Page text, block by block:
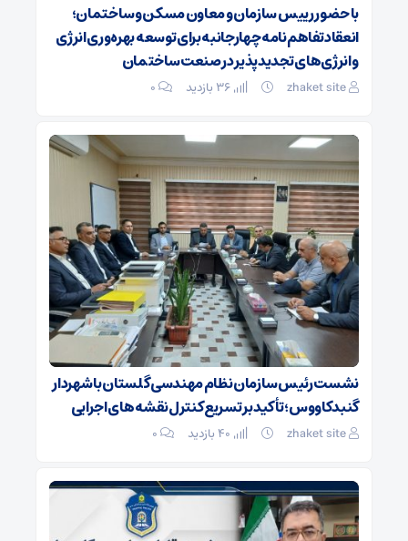
با حضور رییس سازمان و معاون مسکن و ساختمان؛
انعقاد تفاهم‌نامه چهارجانبه برای توسعه بهره‌وری انرژی
و انرژی‌های تجدیدپذیر در صنعت ساختمان
zhaket site ۰
نشست رئیس سازمان نظام مهندسی گلستان با شهردار
گنبدکاووس؛ تأکید بر تسریع کنترل نقشه‌های اجرایی
zhaket site ۰